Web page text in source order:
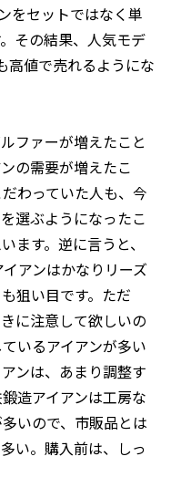
をセットではなく単
その結果、人気モデ
高値で売れるようにな
ファーが増えたこと
の需要が増えたこ
わっていた人も、今
選ぶようになったこ
ます。逆に言うと、
アンはかなりリーズ
狙い目です。ただ
に注意して欲しいの
いるアイアンが多い
ンは、あまり調整す
造アイアンは工房な
いので、市販品とは
い。購入前は、しっ